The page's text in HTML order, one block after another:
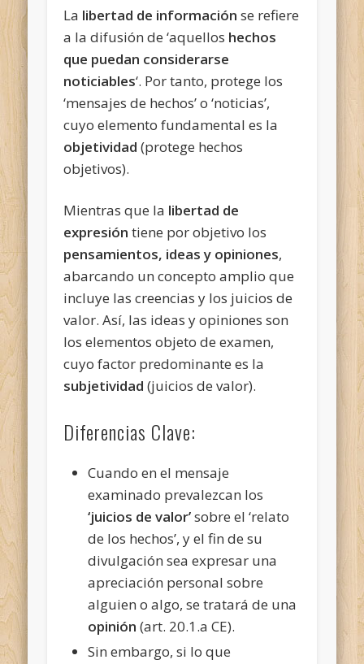
La libertad de información se refiere
a la difusión de ‘aquellos hechos
que puedan considerarse
noticiables‘. Por tanto, protege los
‘mensajes de hechos’ o ‘noticias’,
cuyo elemento fundamental es la
objetividad (protege hechos
objetivos).
Mientras que la libertad de
expresión tiene por objetivo los
pensamientos, ideas y opiniones,
abarcando un concepto amplio que
incluye las creencias y los juicios de
valor. Así, las ideas y opiniones son
los elementos objeto de examen,
cuyo factor predominante es la
subjetividad (juicios de valor).
Diferencias Clave:
Cuando en el mensaje
examinado prevalezcan los
‘juicios de valor’sobre el ‘relato
de los hechos’, y el fin de su
divulgación sea expresar una
apreciación personal sobre
alguien o algo, se tratará de una
opinión (art. 20.1.a CE).
Sin embargo, si lo que